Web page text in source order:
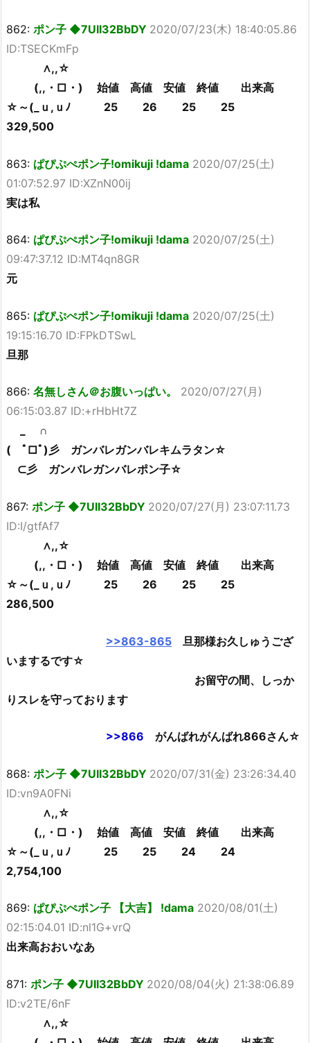
862: ポン子 ◆7UII32BbDY 2020/07/23(木) 18:40:05.86
ID:TSECKmFp
∧,,☆
(,,・□・) 始値 高値 安値 終値 出来高
☆～(_ｕ,ｕﾉ 25 26 25 25
329,500
863: ぱぴぷぺポン子!omikuji !dama 2020/07/25(土)
01:07:52.97 ID:XZnN00ij
実は私
864: ぱぴぷぺポン子!omikuji !dama 2020/07/25(土)
09:47:37.12 ID:MT4qn8GR
元
865: ぱぴぷぺポン子!omikuji !dama 2020/07/25(土)
19:15:16.70 ID:FPkDTSwL
旦那
866: 名無しさん＠お腹いっぱい。
2020/07/27(月)
06:15:03.87 ID:+rHbHt7Z
_ ∩
( ﾟ□ﾟ)彡 ガンバレガンバレキムラタン☆
⊂彡 ガンバレガンバレポン子☆
867: ポン子 ◆7UII32BbDY 2020/07/27(月) 23:07:11.73
ID:I/gtfAf7
∧,,☆
(,,・□・) 始値 高値 安値 終値 出来高
☆～(_ｕ,ｕﾉ 25 26 25 25
286,500
>>863-865 旦那様お久しゅうござ
いまするです☆
お留守の間、しっか
りスレを守っております
>>866 がんばれがんばれ866さん☆
868: ポン子 ◆7UII32BbDY 2020/07/31(金) 23:26:34.40
ID:vn9A0FNi
∧,,☆
(,,・□・) 始値 高値 安値 終値 出来高
☆～(_ｕ,ｕﾉ 25 25 24 24
2,754,100
869: ぱぴぷぺポン子 【大吉】 !dama 2020/08/01(土)
02:15:04.01 ID:nl1G+vrQ
出来高おおいなあ
871: ポン子 ◆7UII32BbDY 2020/08/04(火) 21:38:06.89
ID:v2TE/6nF
∧,,☆